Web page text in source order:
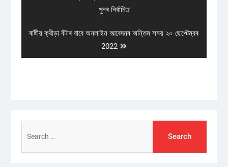
পুনৰ নিৰ্বাচিত
Next
ৰাষ্টীয় ক্রীড়া বঁটাৰ বাবে অনলাইন আবেদনৰ অন্তিম সময় ২০ ছেপ্টেম্বৰ
2022
for: